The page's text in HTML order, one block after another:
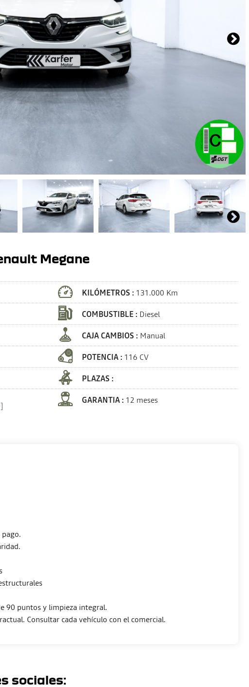
Megane
KILÓMETROS : 131.000 Km
COMBUSTIBLE : Diesel
CAJA CAMBIOS : Manual
POTENCIA : 116 CV
PLAZAS :
GARANTIA : 12 meses
90 puntos y limpieza integral.
sociales: